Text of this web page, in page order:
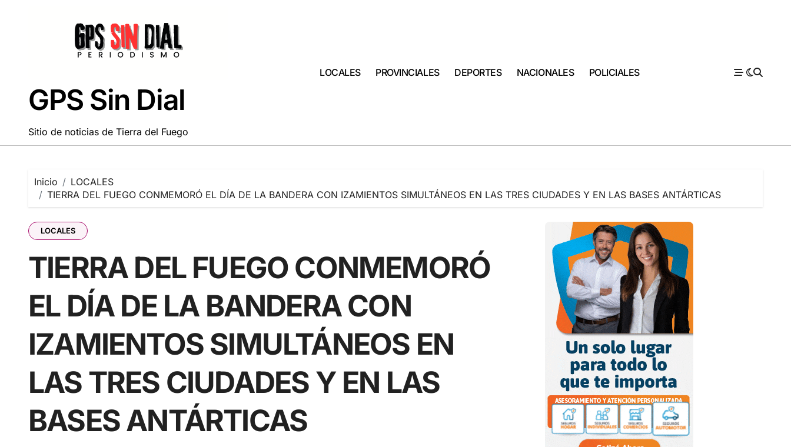
GPS Sin Dial
Sitio de noticias de Tierra del Fuego
LOCALES PROVINCIALES DEPORTES NACIONALES POLICIALES
Inicio
LOCALES
TIERRA DEL FUEGO CONMEMORÓ EL DÍA DE LA BANDERA CON IZAMIENTOS SIMULTÁNEOS EN LAS TRES CIUDADES Y EN LAS BASES ANTÁRTICAS
LOCALES
TIERRA DEL FUEGO CONMEMORÓ
EL DÍA DE LA BANDERA CON
IZAMIENTOS SIMULTÁNEOS EN
LAS TRES CIUDADES Y EN LAS
BASES ANTÁRTICAS